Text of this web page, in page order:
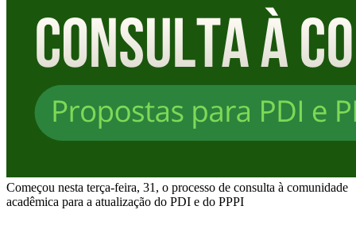
Começou nesta terça-feira, 31, o processo de consulta à comunidade
acadêmica para a atualização do PDI e do PPPI